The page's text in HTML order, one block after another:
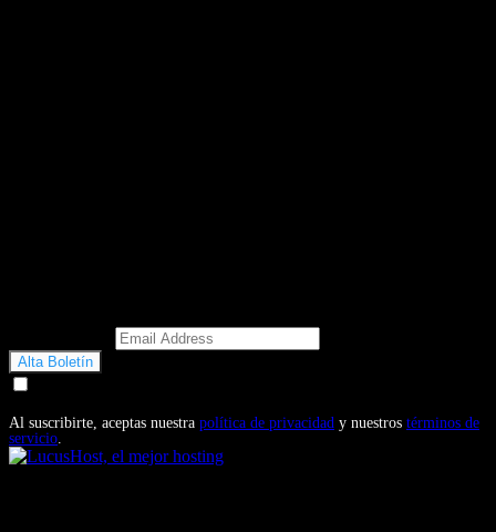
Al suscribirte, aceptas nuestra política de privacidad y nuestros términos de
servicio.